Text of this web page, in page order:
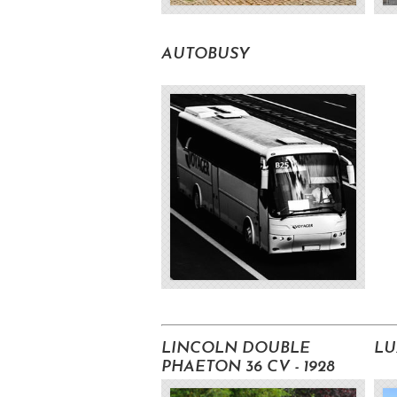
AUTOBUSY
LINCOLN DOUBLE
PHAETON 36 CV - 1928